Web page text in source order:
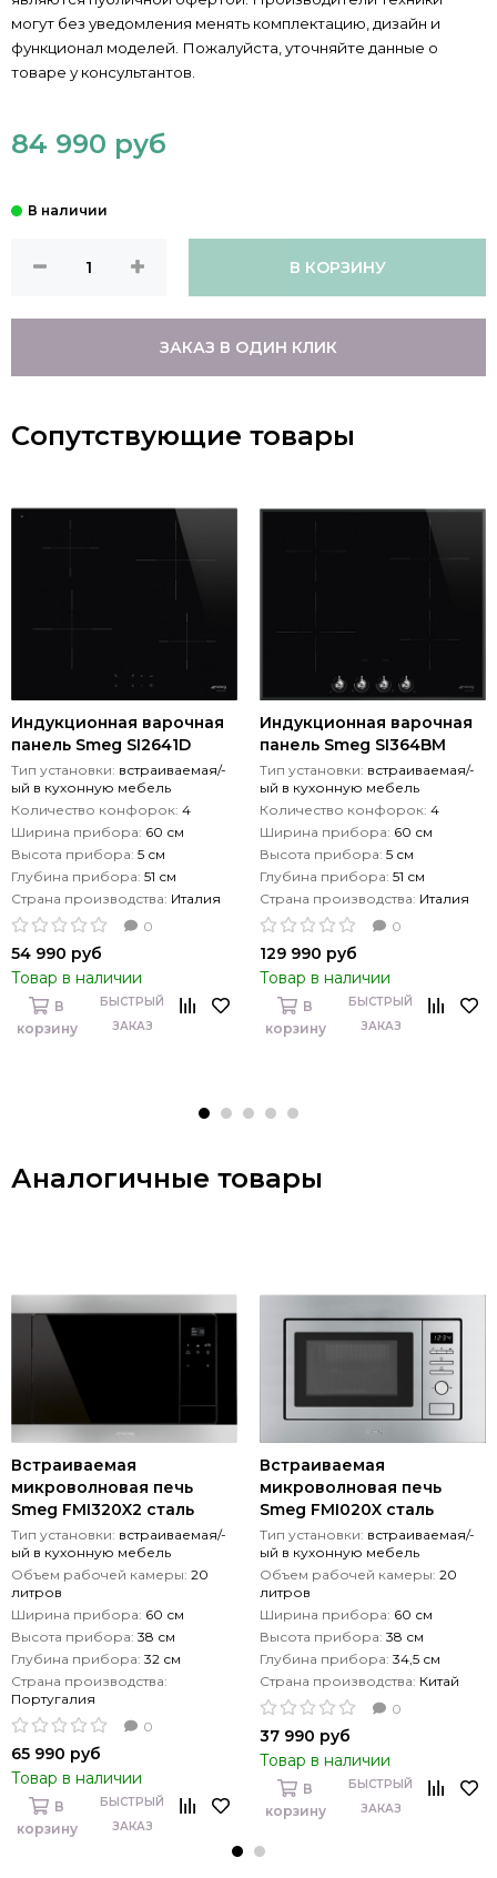
могут без уведомления менять комплектацию, дизайн и
функционал моделей. Пожалуйста, уточняйте данные о
товаре у консультантов.
84 990 руб
В КОРЗИНУ
ЗАКАЗ В ОДИН КЛИК
Сопутствующие товары
Индукционная варочная
панель Smeg SI2641D
Тип установки: встраиваемая/-
ый в кухонную мебель
Количество конфорок: 4
Ширина прибора: 60 см
Высота прибора: 5 см
Глубина прибора: 51 см
Страна производства: Италия
0
54 990 руб
Товар в наличии
В
корзину
БЫСТРЫЙ
ЗАКАЗ
Индукционная варочная
панель Smeg SI364BM
Тип установки: встраиваемая/-
ый в кухонную мебель
Количество конфорок: 4
Ширина прибора: 60 см
Высота прибора: 5 см
Глубина прибора: 51 см
Страна производства: Италия
0
129 990 руб
Товар в наличии
В
корзину
БЫСТРЫЙ
ЗАКАЗ
Аналогичные товары
Встраиваемая
микроволновая печь
Smeg FMI320X2 сталь
Тип установки: встраиваемая/-
ый в кухонную мебель
Объем рабочей камеры: 20
литров
Ширина прибора: 60 см
Высота прибора: 38 см
Глубина прибора: 32 см
Страна производства:
Португалия
0
65 990 руб
Товар в наличии
В
корзину
БЫСТРЫЙ
ЗАКАЗ
Встраиваемая
микроволновая печь
Smeg FMI020X сталь
Тип установки: встраиваемая/-
ый в кухонную мебель
Объем рабочей камеры: 20
литров
Ширина прибора: 60 см
Высота прибора: 38 см
Глубина прибора: 34,5 см
Страна производства: Китай
0
37 990 руб
Товар в наличии
В
корзину
БЫСТРЫЙ
ЗАКАЗ